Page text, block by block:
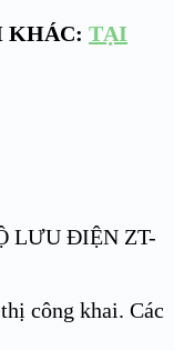
KHÁC: TẠI
LƯU ĐIỆN ZT-
công khai. Các